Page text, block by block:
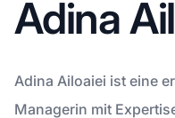
Adina
Adina Ailoaiei ist eine
Managerin mit